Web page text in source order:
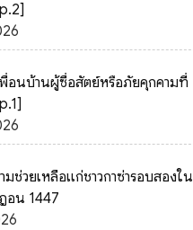
พื่อนบ้านผู้ซื่อสัตย์หรือภัยคุกคามที่
มช่วยเหลือแก่ชาวกาซ่ารอบสองใน
อน 1447